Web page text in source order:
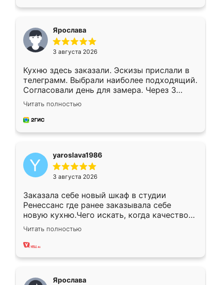
Ярослава
3 августа 2026
Кухню здесь заказали. Эскизы прислали в
телеграмм. Выбрали наиболее подходящий.
Согласовали день для замера. Через 3
недели кухня была уже готова. Остались
довольны работой. Спасибо Ренессанс
мебель за качественную работу!
Читать полностью
yaroslava1986
3 августа 2026
Заказала себе новый шкаф в студии
Ренессанс где ранее заказывала себе
новую кухню.Чего искать, когда качеством
вполне довольна. Служит кухня уже почти
два года, нареканий нет.
Читать полностью
Ярослава